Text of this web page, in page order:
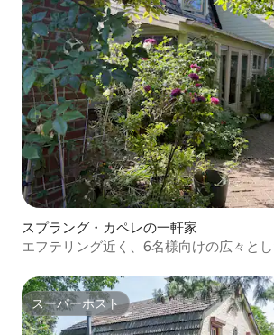
スプラング・カペレの一軒家
エフテリング近く、6名様向けの広々と
スーパーホスト
スーパーホスト